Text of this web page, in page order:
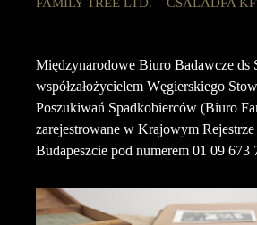
Międzynarodowe Biuro Badawcze ds
współzałożycielem Węgierskiego
Poszukiwań Spadkobierców (Biuro
zarejestrowane w Krajowym
Budapeszcie pod numerem 01 09 673